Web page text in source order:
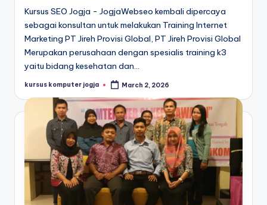
Kursus SEO Jogja - JogjaWebseo kembali dipercaya
sebagai konsultan untuk melakukan Training Internet
Marketing PT Jireh Provisi Global, PT Jireh Provisi Global
Merupakan perusahaan dengan spesialis training k3
yaitu bidang kesehatan dan…
kursus komputer jogja March 2, 2026